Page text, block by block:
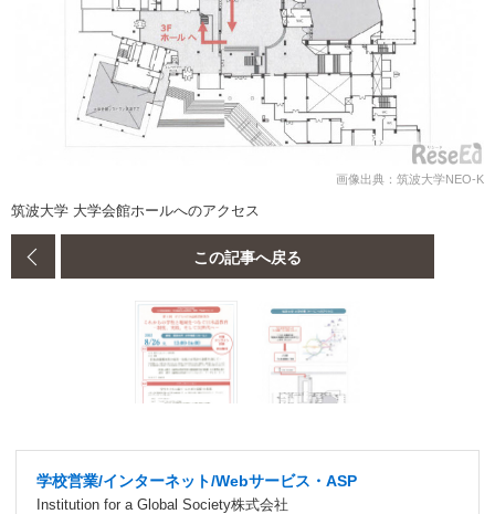
画像出典：筑波大学NEO-K
筑波大学 大学会館ホールへのアクセス
この記事へ戻る
学校営業/インターネット/Webサービス・ASP
Institution for a Global Society株式会社